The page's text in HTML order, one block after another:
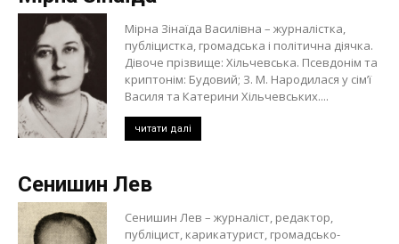
Мірна Зінаїда Василівна – журналістка,
публіцистка, громадська і політична діячка.
Дівоче прізвище: Хільчевська. Псевдонім та
криптонім: Будовий; З. М. Народилася у сім’ї
Василя та Катерини Хільчевських....
читати далі
Сенишин Лев
Сенишин Лев – журналіст, редактор,
публіцист, карикатурист, громадсько-